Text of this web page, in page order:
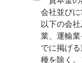
会社並び
以下の会
業、運輸
でに掲げ
種を除く